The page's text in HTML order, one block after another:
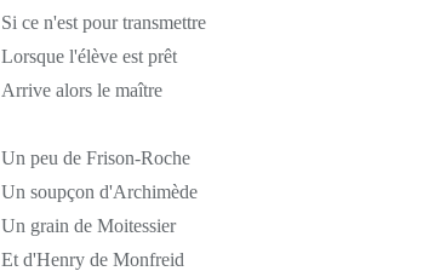
Si ce n'est pour transmettre
Lorsque l'élève est prêt
Arrive alors le maître
Un peu de Frison-Roche
Un soupçon d'Archimède
Un grain de Moitessier
Et d'Henry de Monfreid